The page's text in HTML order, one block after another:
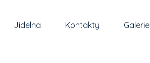
Jídelna Kontakty Galerie